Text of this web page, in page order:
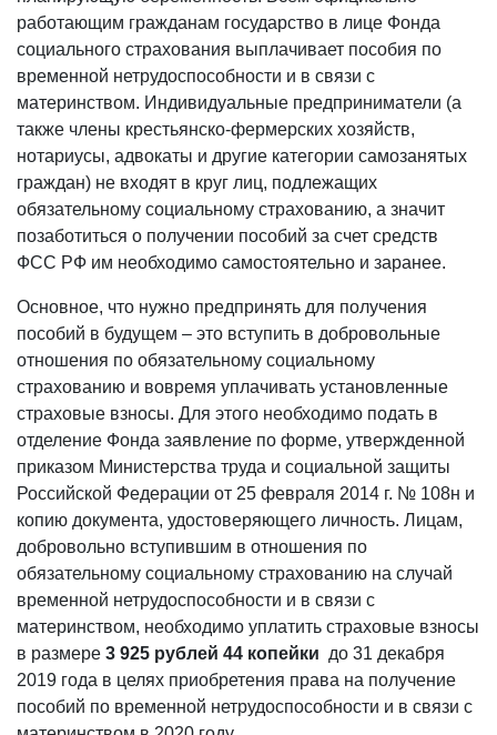
работающим гражданам государство в лице Фонда
социального страхования выплачивает пособия по
временной нетрудоспособности и в связи с
материнством. Индивидуальные предприниматели (а
также члены крестьянско-фермерских хозяйств,
нотариусы, адвокаты и другие категории самозанятых
граждан) не входят в круг лиц, подлежащих
обязательному социальному страхованию, а значит
позаботиться о получении пособий за счет средств
ФСС РФ им необходимо самостоятельно и заранее.
Основное, что нужно предпринять для получения
пособий в будущем – это вступить в добровольные
отношения по обязательному социальному
страхованию и вовремя уплачивать установленные
страховые взносы. Для этого необходимо подать в
отделение Фонда заявление по форме, утвержденной
приказом Министерства труда и социальной защиты
Российской Федерации от 25 февраля 2014 г. № 108н и
копию документа, удостоверяющего личность. Лицам,
добровольно вступившим в отношения по
обязательному социальному страхованию на случай
временной нетрудоспособности и в связи с
материнством, необходимо уплатить страховые взносы
в размере 3 925 рублей 44 копейки до 31 декабря
2019 года в целях приобретения права на получение
пособий по временной нетрудоспособности и в связи с